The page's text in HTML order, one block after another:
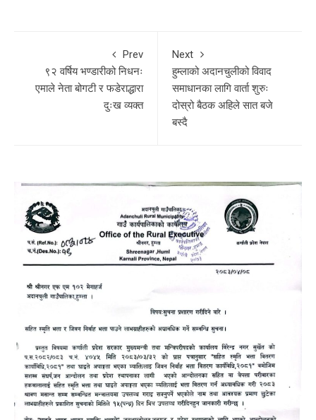
Prev
९२ वर्षिय भण्डारीको निधनः
एमाले नेता बोगटी र फडेराद्धारा
दुःख व्यक्त
Next
हुम्लाको अदानचुलीको विवाद
समाधानका लागि वार्ता शुरुः
दोस्रो बैठक अहिले सात बजे
बस्दै